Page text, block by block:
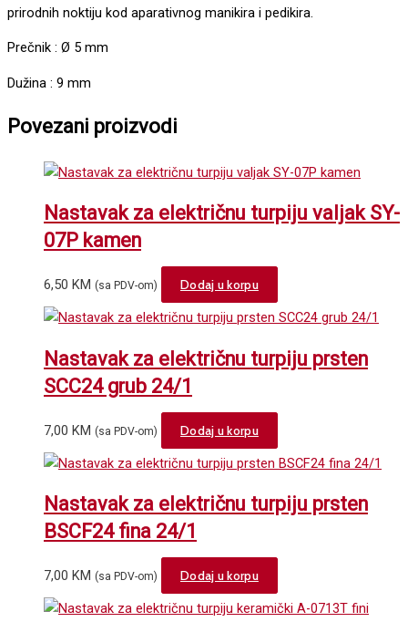
prirodnih noktiju kod aparativnog manikira i pedikira.
Prečnik : Ø 5 mm
Dužina : 9 mm
Povezani proizvodi
Nastavak za električnu turpiju valjak SY-
07P kamen
6,50 KM (sa PDV-om) Dodaj u korpu
Nastavak za električnu turpiju prsten
SCC24 grub 24/1
7,00 KM (sa PDV-om) Dodaj u korpu
Nastavak za električnu turpiju prsten
BSCF24 fina 24/1
7,00 KM (sa PDV-om) Dodaj u korpu